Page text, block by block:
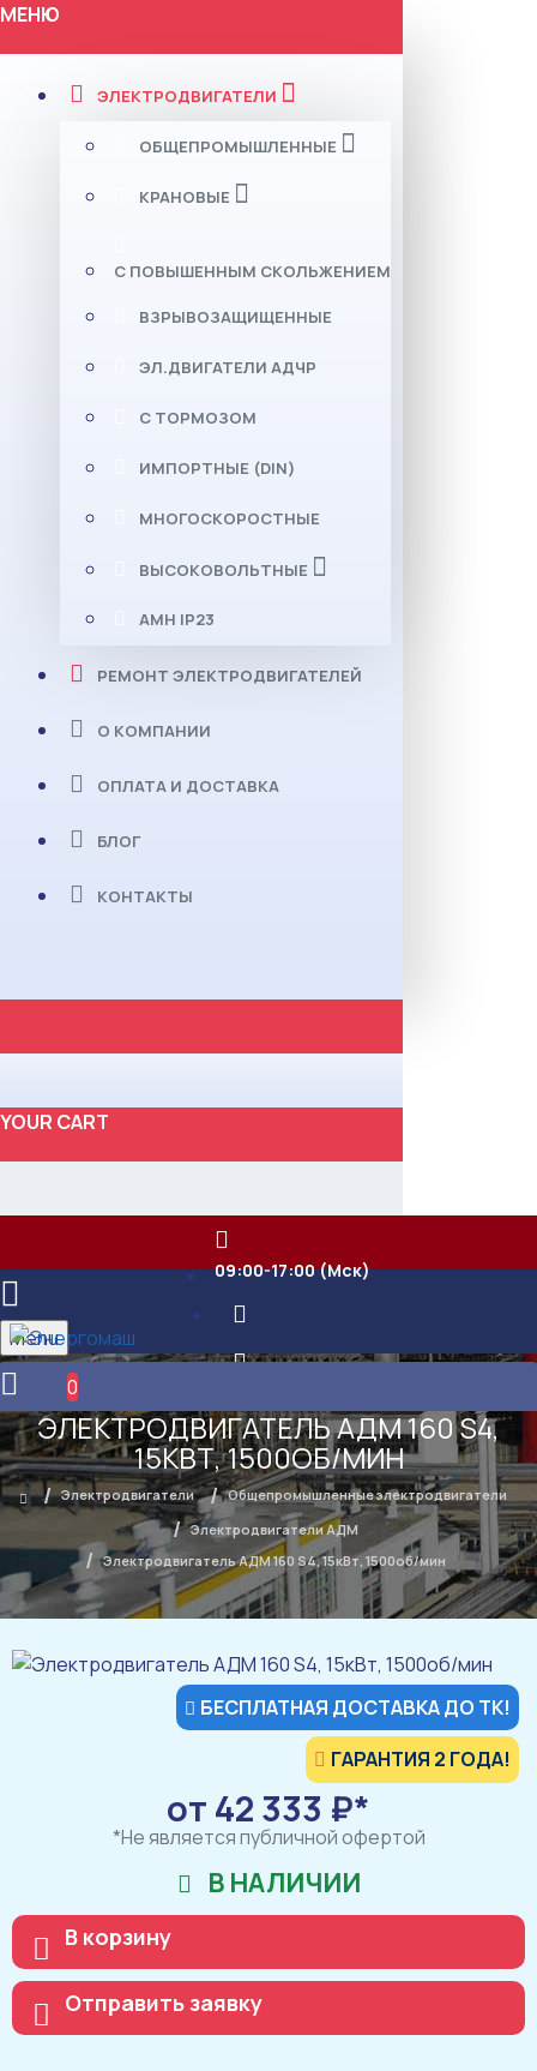
МЕНЮ
ЭЛЕКТРОДВИГАТЕЛИ
ОБЩЕПРОМЫШЛЕННЫЕ
КРАНОВЫЕ
С ПОВЫШЕННЫМ СКОЛЬЖЕНИЕМ
ВЗРЫВОЗАЩИЩЕННЫЕ
ЭЛ.ДВИГАТЕЛИ АДЧР
С ТОРМОЗОМ
ИМПОРТНЫЕ (DIN)
МНОГОСКОРОСТНЫЕ
ВЫСОКОВОЛЬТНЫЕ
АМН IP23
РЕМОНТ ЭЛЕКТРОДВИГАТЕЛЕЙ
О КОМПАНИИ
ОПЛАТА И ДОСТАВКА
БЛОГ
КОНТАКТЫ
YOUR CART
09:00-17:00 (Мск)
Menu
0
ЭЛЕКТРОДВИГАТЕЛЬ АДМ 160 S4,
15КВТ, 1500ОБ/МИН
Электродвигатели
Общепромышленные электродвигатели
Электродвигатели АДМ
Электродвигатель АДМ 160 S4, 15кВт, 1500об/мин
БЕСПЛАТНАЯ ДОСТАВКА ДО ТК!
ГАРАНТИЯ 2 ГОДА!
от 42 333 ₽*
*Не является публичной офертой
В НАЛИЧИИ
В корзину
Отправить заявку